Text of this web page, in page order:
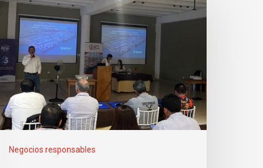
Negocios responsables